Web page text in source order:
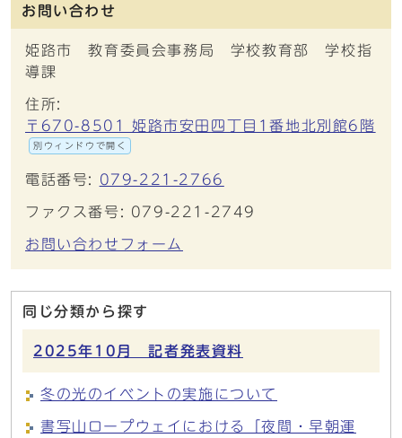
お問い合わせ
姫路市 教育委員会事務局 学校教育部 学校指
導課
住所:
〒670-8501 姫路市安田四丁目1番地北別館6階
別ウィンドウで開く
電話番号: 079-221-2766
ファクス番号: 079-221-2749
お問い合わせフォーム
同じ分類から探す
2025年10月 記者発表資料
冬の光のイベントの実施について
書写山ロープウェイにおける「夜間・早朝運